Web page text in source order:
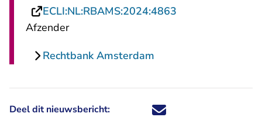
ECLI:NL:RBAMS:2024:4863
Afzender
Rechtbank Amsterdam
Deel dit nieuwsbericht: Deel dit nieuwsbericht via X -
Deel dit nieuwsbericht via
Deel dit nieuwsbericht
Deel dit